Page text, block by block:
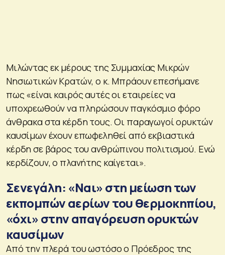
Μιλώντας εκ μέρους της Συμμαχίας Μικρών
Νησιωτικών Κρατών, ο κ. Μπράουν επεσήμανε
πως «είναι καιρός αυτές οι εταιρείες να
υποχρεωθούν να πληρώσουν παγκόσμιο φόρο
άνθρακα στα κέρδη τους. Οι παραγωγοί ορυκτών
καυσίμων έχουν επωφεληθεί από εκβιαστικά
κέρδη σε βάρος του ανθρώπινου πολιτισμού. Ενώ
κερδίζουν, ο πλανήτης καίγεται».
Σενεγάλη: «Ναι» στη μείωση των
εκπομπών αερίων του θερμοκηπίου,
«όχι» στην απαγόρευση ορυκτών
καυσίμων
Από την πλερά του ωστόσο ο Πρόεδρος της